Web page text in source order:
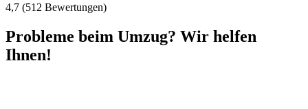
4,7 (512 Bewertungen)
Probleme beim Umzug? Wir helfen
Ihnen!